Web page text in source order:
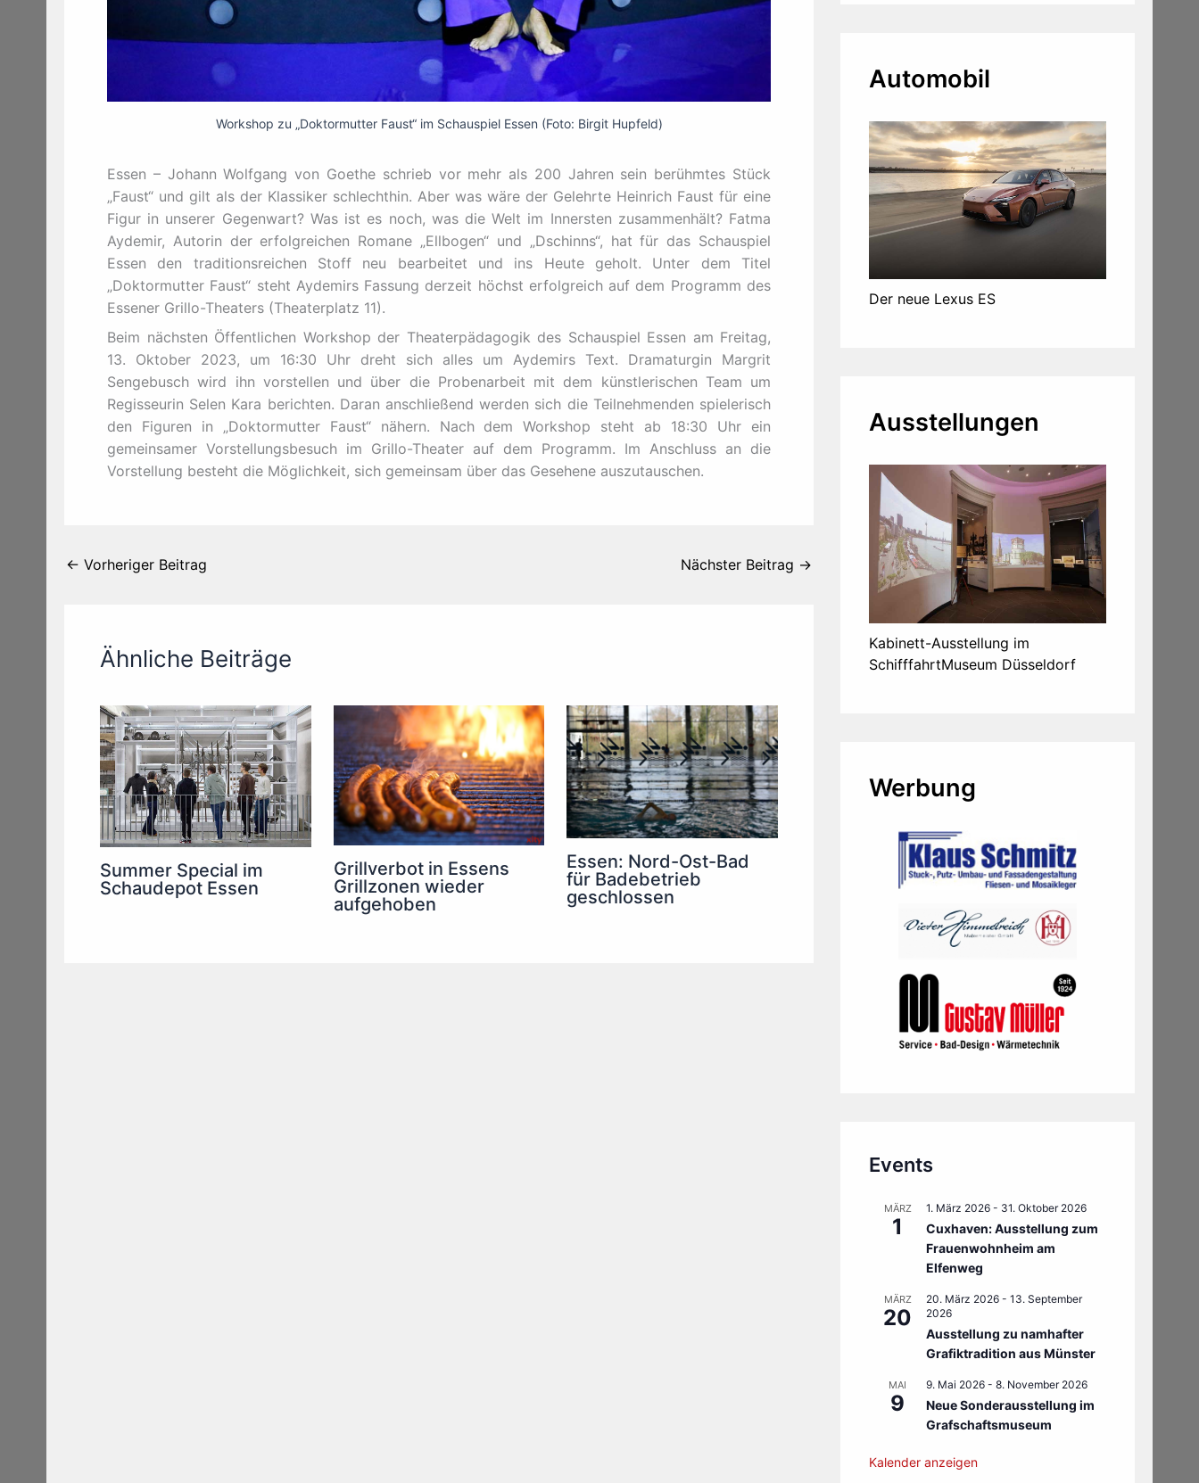
Workshop zu „Doktormutter Faust“ im Schauspiel Essen (Foto: Birgit Hupfeld)
Essen – Johann Wolfgang von Goethe schrieb vor mehr als 200 Jahren sein berühmtes Stück
„Faust“ und gilt als der Klassiker schlechthin. Aber was wäre der Gelehrte Heinrich Faust für eine
Figur in unserer Gegenwart? Was ist es noch, was die Welt im Innersten zusammenhält? Fatma
Aydemir, Autorin der erfolgreichen Romane „Ellbogen“ und „Dschinns“, hat für das Schauspiel
Essen den traditionsreichen Stoff neu bearbeitet und ins Heute geholt. Unter dem Titel
„Doktormutter Faust“ steht Aydemirs Fassung derzeit höchst erfolgreich auf dem Programm des
Essener Grillo-Theaters (Theaterplatz 11).
Beim nächsten Öffentlichen Workshop der Theaterpädagogik des Schauspiel Essen am Freitag,
13. Oktober 2023, um 16:30 Uhr dreht sich alles um Aydemirs Text. Dramaturgin Margrit
Sengebusch wird ihn vorstellen und über die Probenarbeit mit dem künstlerischen Team um
Regisseurin Selen Kara berichten. Daran anschließend werden sich die Teilnehmenden spielerisch
den Figuren in „Doktormutter Faust“ nähern. Nach dem Workshop steht ab 18:30 Uhr ein
gemeinsamer Vorstellungsbesuch im Grillo-Theater auf dem Programm. Im Anschluss an die
Vorstellung besteht die Möglichkeit, sich gemeinsam über das Gesehene auszutauschen.
← Vorheriger Beitrag Nächster Beitrag →
Ähnliche Beiträge
Summer Special im
Schaudepot Essen
Grillverbot in Essens
Grillzonen wieder
aufgehoben
Essen: Nord-Ost-Bad
für Badebetrieb
geschlossen
Automobil
Der neue Lexus ES
Ausstellungen
Kabinett-Ausstellung im
SchifffahrtMuseum Düsseldorf
Werbung
Events
MÄRZ
1
1. März 2026 - 31. Oktober 2026
Cuxhaven: Ausstellung zum
Frauenwohnheim am
Elfenweg
MÄRZ
20
20. März 2026 - 13. September
2026
Ausstellung zu namhafter
Grafiktradition aus Münster
MAI
9
9. Mai 2026 - 8. November 2026
Neue Sonderausstellung im
Grafschaftsmuseum
Kalender anzeigen